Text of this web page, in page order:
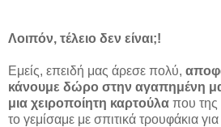
Λοιπόν, τέλειο δεν είναι;!
Εμείς, επειδή μας άρεσε πολύ,
κάνουμε δώρο στην αγαπημένη
μια χειροποίητη καρτούλα που της
το γεμίσαμε με σπιτικά τρουφάκια